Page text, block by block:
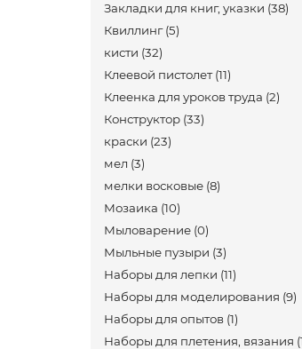
Закладки для книг, указки (38)
Квиллинг (5)
кисти (32)
Клеевой пистолет (11)
Клеенка для уроков труда (2)
Конструктор (33)
краски (23)
мел (3)
мелки восковые (8)
Мозаика (10)
Мыловарение (0)
Мыльные пузыри (3)
Наборы для лепки (11)
Наборы для моделирования (9)
Наборы для опытов (1)
Наборы для плетения, вязания